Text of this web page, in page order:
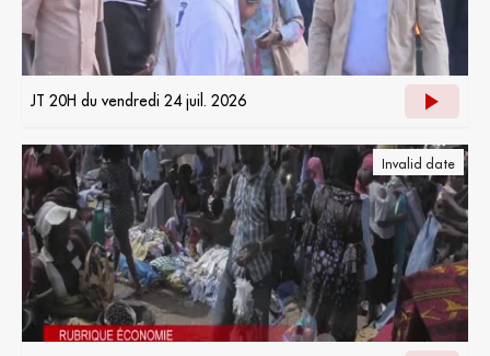
JT 20H du vendredi 24 juil. 2026
Invalid date